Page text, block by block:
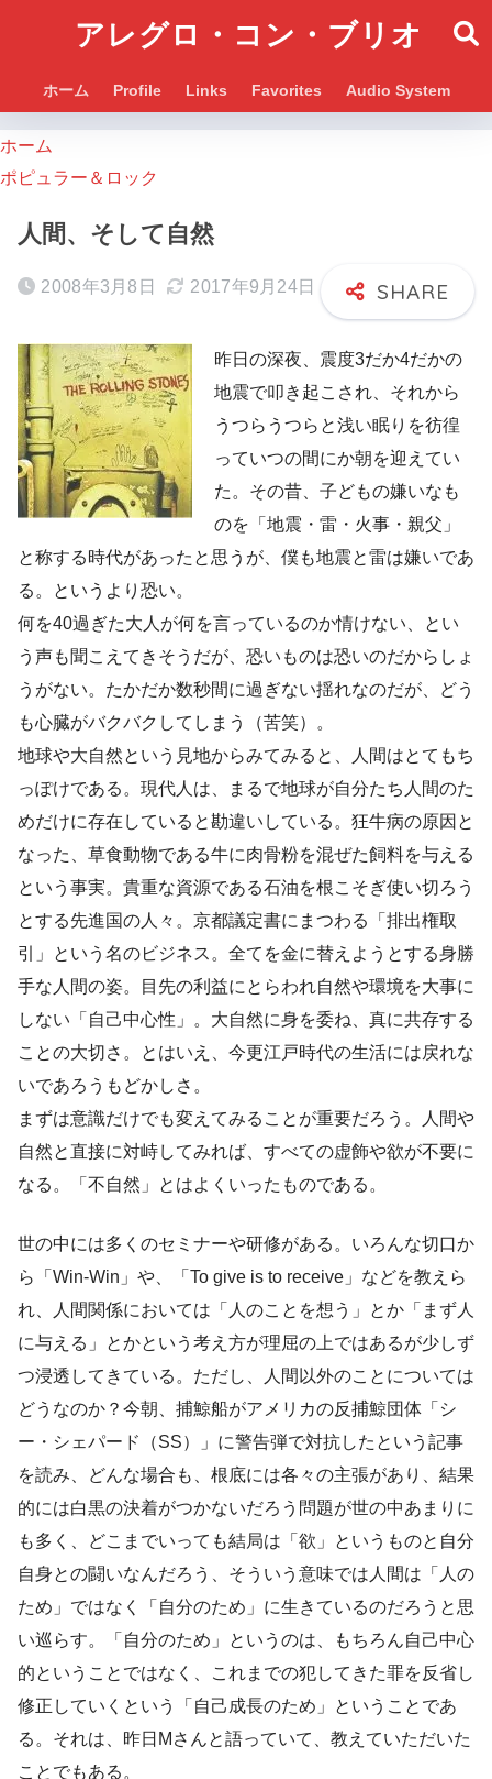
アレグロ・コン・ブリオ
ホーム Profile Links Favorites Audio System
ホーム
ポピュラー＆ロック
人間、そして自然
2008年3月8日 2017年9月24日
昨日の深夜、震度3だか4だかの
地震で叩き起こされ、それから
うつらうつらと浅い眠りを彷徨
っていつの間にか朝を迎えてい
た。その昔、子どもの嫌いなも
のを「地震・雷・火事・親父」
と称する時代があったと思うが、僕も地震と雷は嫌いであ
る。というより恐い。
何を40過ぎた大人が何を言っているのか情けない、とい
う声も聞こえてきそうだが、恐いものは恐いのだからしょ
うがない。たかだか数秒間に過ぎない揺れなのだが、どう
も心臓がバクバクしてしまう（苦笑）。
地球や大自然という見地からみてみると、人間はとてもち
っぽけである。現代人は、まるで地球が自分たち人間のた
めだけに存在していると勘違いしている。狂牛病の原因と
なった、草食動物である牛に肉骨粉を混ぜた飼料を与える
という事実。貴重な資源である石油を根こそぎ使い切ろう
とする先進国の人々。京都議定書にまつわる「排出権取
引」という名のビジネス。全てを金に替えようとする身勝
手な人間の姿。目先の利益にとらわれ自然や環境を大事に
しない「自己中心性」。大自然に身を委ね、真に共存する
ことの大切さ。とはいえ、今更江戸時代の生活には戻れな
いであろうもどかしさ。
まずは意識だけでも変えてみることが重要だろう。人間や
自然と直接に対峙してみれば、すべての虚飾や欲が不要に
なる。「不自然」とはよくいったものである。
世の中には多くのセミナーや研修がある。いろんな切口か
ら「Win-Win」や、「To give is to receive」などを教えら
れ、人間関係においては「人のことを想う」とか「まず人
に与える」とかという考え方が理屈の上ではあるが少しず
つ浸透してきている。ただし、人間以外のことについては
どうなのか？今朝、捕鯨船がアメリカの反捕鯨団体「シ
ー・シェパード（SS）」に警告弾で対抗したという記事
を読み、どんな場合も、根底には各々の主張があり、結果
的には白黒の決着がつかないだろう問題が世の中あまりに
も多く、どこまでいっても結局は「欲」というものと自分
自身との闘いなんだろう、そういう意味では人間は「人の
ため」ではなく「自分のため」に生きているのだろうと思
い巡らす。「自分のため」というのは、もちろん自己中心
的ということではなく、これまでの犯してきた罪を反省し
修正していくという「自己成長のため」ということであ
る。それは、昨日Mさんと語っていて、教えていただいた
ことでもある。